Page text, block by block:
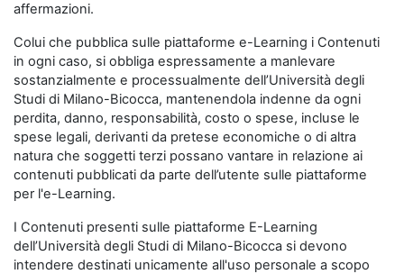
affermazioni.
Colui che pubblica sulle piattaforme e-Learning i Contenuti
in ogni caso, si obbliga espressamente a manlevare
sostanzialmente e processualmente dell’Università degli
Studi di Milano-Bicocca, mantenendola indenne da ogni
perdita, danno, responsabilità, costo o spese, incluse le
spese legali, derivanti da pretese economiche o di altra
natura che soggetti terzi possano vantare in relazione ai
contenuti pubblicati da parte dell’utente sulle piattaforme
per l'e-Learning.
I Contenuti presenti sulle piattaforme E-Learning
dell’Università degli Studi di Milano-Bicocca si devono
intendere destinati unicamente all'uso personale a scopo